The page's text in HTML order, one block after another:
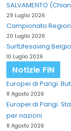
SALVAMENTO
29 Luglio 2026
Campionato
20 Luglio 2026
SurfLifesaving
10 Luglio 2026
Notizie FIN
Europei di Parigi.
8 Agosto 2026
Europei di Parigi.
per nazioni
8 Agosto 2026